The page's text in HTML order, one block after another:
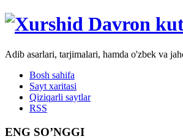
Adib asarlari, tarjimalari, hamda o'zbek va
Bosh sahifa
Sayt xaritasi
Qiziqarli saytlar
RSS
ENG SO’NGGI